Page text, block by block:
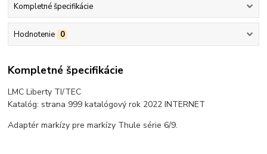
Kompletné špecifikácie
Hodnotenie 0
Kompletné špecifikácie
LMC Liberty TI/TEC
Katalóg: strana 999 katalógový rok 2022 INTERNET
Adaptér markízy pre markízy Thule série 6/9.